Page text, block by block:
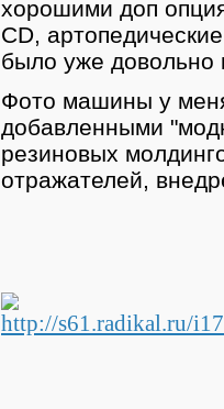
хорошими доп
CD,
было уже довольно
Фото машины у
добавленными
резиновых
отражателей,